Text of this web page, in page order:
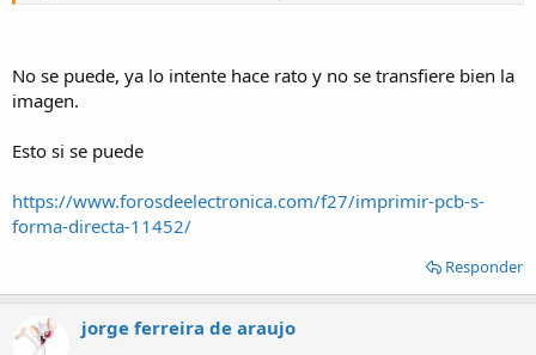
No se puede, ya lo intente hace rato y no se transfiere bien la
imagen.
Esto si se puede
https://www.forosdeelectronica.com/f27/imprimir-pcb-s-
forma-directa-11452/
Responder
jorge ferreira de araujo